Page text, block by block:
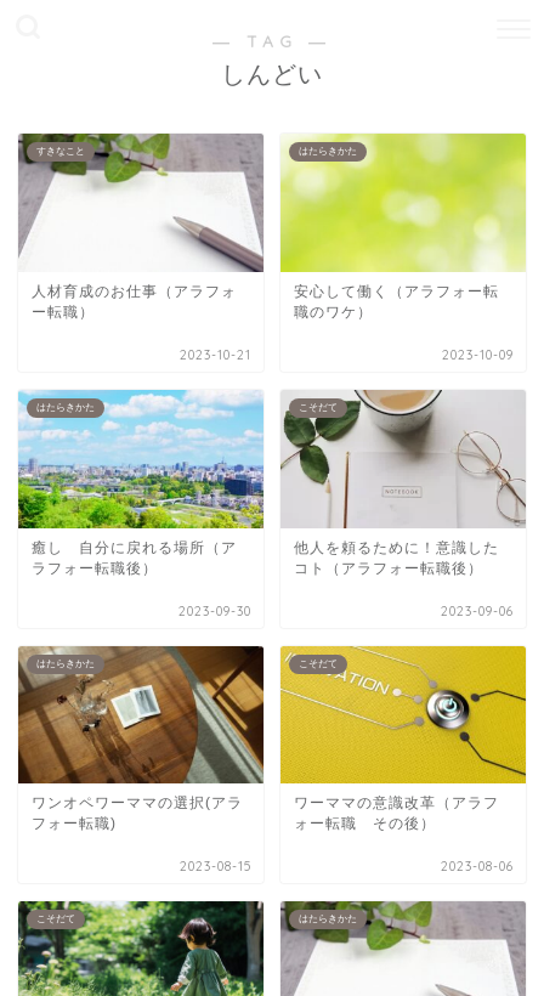
― TAG ―
しんどい
すきなこと
人材育成のお仕事（アラフォ
ー転職）
2023-10-21
はたらきかた
安心して働く（アラフォー転
職のワケ）
2023-10-09
はたらきかた
癒し 自分に戻れる場所（ア
ラフォー転職後）
2023-09-30
こそだて
他人を頼るために！意識した
コト（アラフォー転職後）
2023-09-06
はたらきかた
ワンオペワーママの選択(アラ
フォー転職)
2023-08-15
こそだて
ワーママの意識改革（アラフ
ォー転職 その後）
2023-08-06
こそだて はたらきかた